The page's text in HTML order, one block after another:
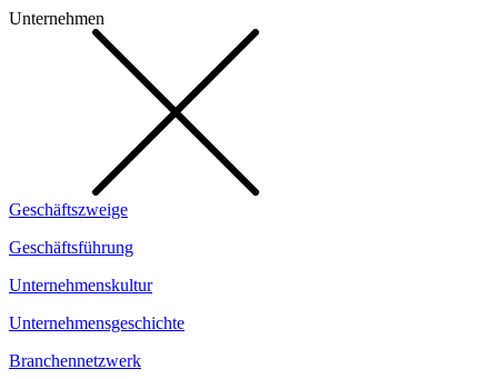
Unternehmen
Geschäftszweige
Geschäftsführung
Unternehmenskultur
Unternehmensgeschichte
Branchennetzwerk